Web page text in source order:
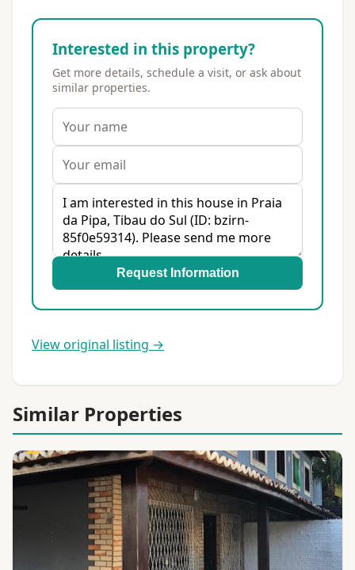
Interested in this property?
Get more details, schedule a visit, or ask about
similar properties.
Request Information
View original listing →
Similar Properties